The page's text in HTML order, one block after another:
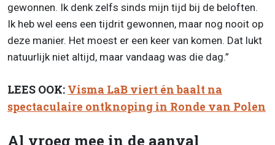
gewonnen. Ik denk zelfs sinds mijn tijd bij de beloften.
Ik heb wel eens een tijdrit gewonnen, maar nog nooit op
deze manier. Het moest er een keer van komen. Dat lukt
natuurlijk niet altijd, maar vandaag was die dag.”
LEES OOK: Visma LaB viert én baalt na
spectaculaire ontknoping in Ronde van Polen
Al vroeg mee in de aanval